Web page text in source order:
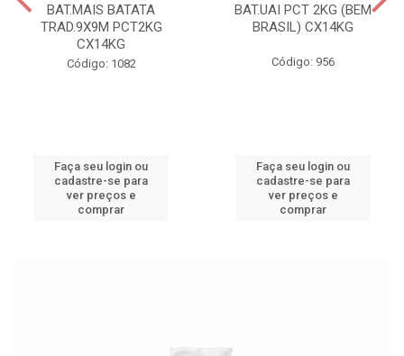
BAT.MAIS BATATA
TRAD.9X9M PCT2KG
CX14KG
Código: 1082
Faça seu login ou
cadastre-se para
ver preços e
comprar
BAT.UAI PCT 2KG (BEM
BRASIL) CX14KG
Código: 956
Faça seu login ou
cadastre-se para
ver preços e
comprar